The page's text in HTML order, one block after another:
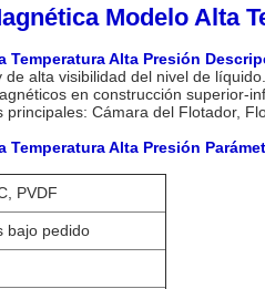
Modelo Alta
Temperatura Alta Presión
alta visibilidad del nivel de
en construcción
Cámara del Flotador,
Alta Presión
PVDF
bajo pedido